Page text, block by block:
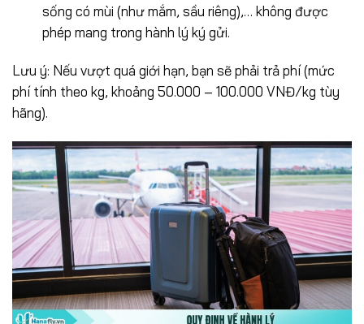
sống có mùi (như mắm, sầu riêng),… không được
phép mang trong hành lý ký gửi.
Lưu ý: Nếu vượt quá giới hạn, bạn sẽ phải trả phí (mức
phí tính theo kg, khoảng 50.000 – 100.000 VNĐ/kg tùy
hãng).